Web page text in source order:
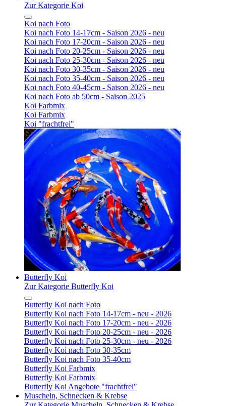
Zur Kategorie Koi
Koi nach Foto
Koi nach Foto 14-17cm - Saison 2026 - neu
Koi nach Foto 17-20cm - Saison 2026 - neu
Koi nach Foto 20-25cm - Saison 2026 - neu
Koi nach Foto 25-30cm - Saison 2026 - neu
Koi nach Foto 30-35cm - Saison 2026 - neu
Koi nach Foto 35-40cm - Saison 2026 - neu
Koi nach Foto 40-45cm - Saison 2026 - neu
Koi nach Foto ab 50cm - Saison 2025
Koi Farbmix
Koi Farbmix
Koi "frachtfrei"
Butterfly Koi
Zur Kategorie Butterfly Koi
Butterfly Koi nach Foto
Butterfly Koi nach Foto 14-17cm - neu - 2026
Butterfly Koi nach Foto 17-20cm - neu - 2026
Butterfly Koi nach Foto 20-25cm - neu - 2026
Butterfly Koi nach Foto 25-30cm - neu - 2026
Butterfly Koi nach Foto 30-35cm
Butterfly Koi nach Foto 35-40cm
Butterfly Koi Farbmix
Butterfly Koi Farbmix
Butterfly Koi Angebote "frachtfrei"
Muscheln, Schnecken & Krebse